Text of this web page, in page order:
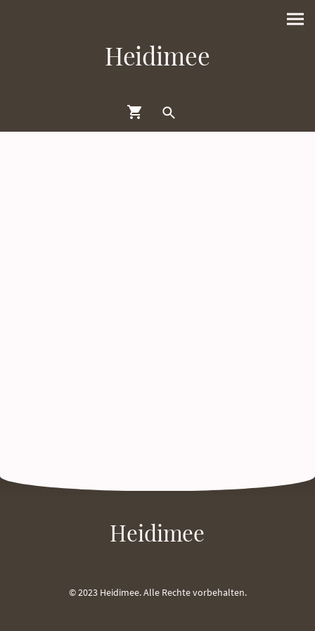
Heidimee
Heidimee
© 2023 Heidimee. Alle Rechte vorbehalten.